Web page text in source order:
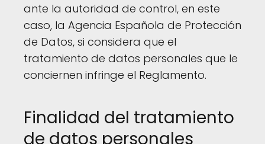
ante la autoridad de control, en este
caso, la Agencia Española de Protección
de Datos, si considera que el
tratamiento de datos personales que le
conciernen infringe el Reglamento.
Finalidad del tratamiento
de datos personales